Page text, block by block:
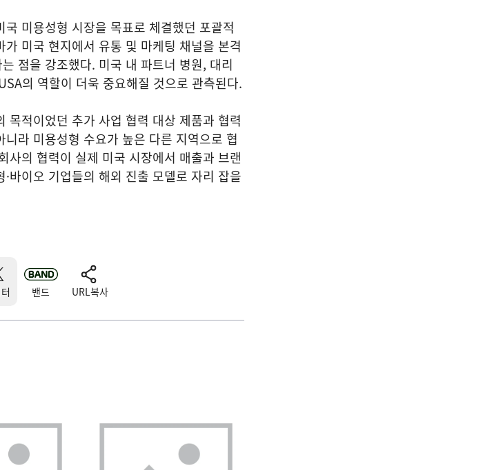
미용성형 시장을 목표로 체결했던 포괄적
미국 현지에서 유통 및 마케팅 채널을 본격
점을 강조했다. 미국 내 파트너 병원, 대리
의 역할이 더욱 중요해질 것으로 관측된다.
목적이었던 추가 사업 협력 대상 제품과 협력
라 미용성형 수요가 높은 다른 지역으로 협
사의 협력이 실제 미국 시장에서 매출과 브랜
바이오 기업들의 해외 진출 모델로 자리 잡을
밴드 URL복사